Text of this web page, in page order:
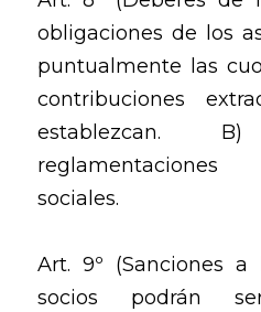
obligaciones de los
puntualmente las
contribuciones
establezcan.
sociales.
Art. 9º (Sanciones a
socios podrán